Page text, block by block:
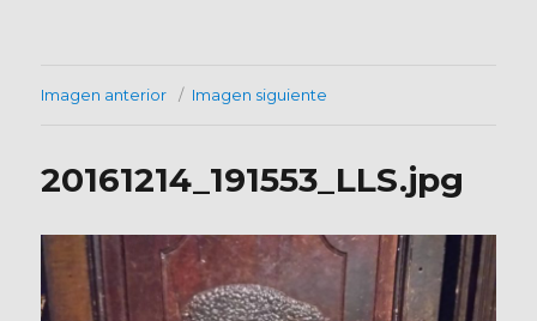
Imagen anterior Imagen siguiente
20161214_191553_LLS.jpg